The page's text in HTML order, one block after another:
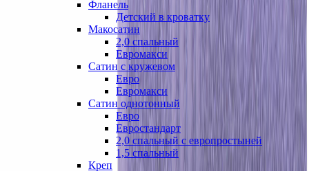
Фланель
Детский в кроватку
Макосатин
2,0 спальный
Евромакси
Сатин с кружевом
Евро
Евромакси
Сатин однотонный
Евро
Евростандарт
2,0 спальный с европростыней
1,5 спальный
Креп